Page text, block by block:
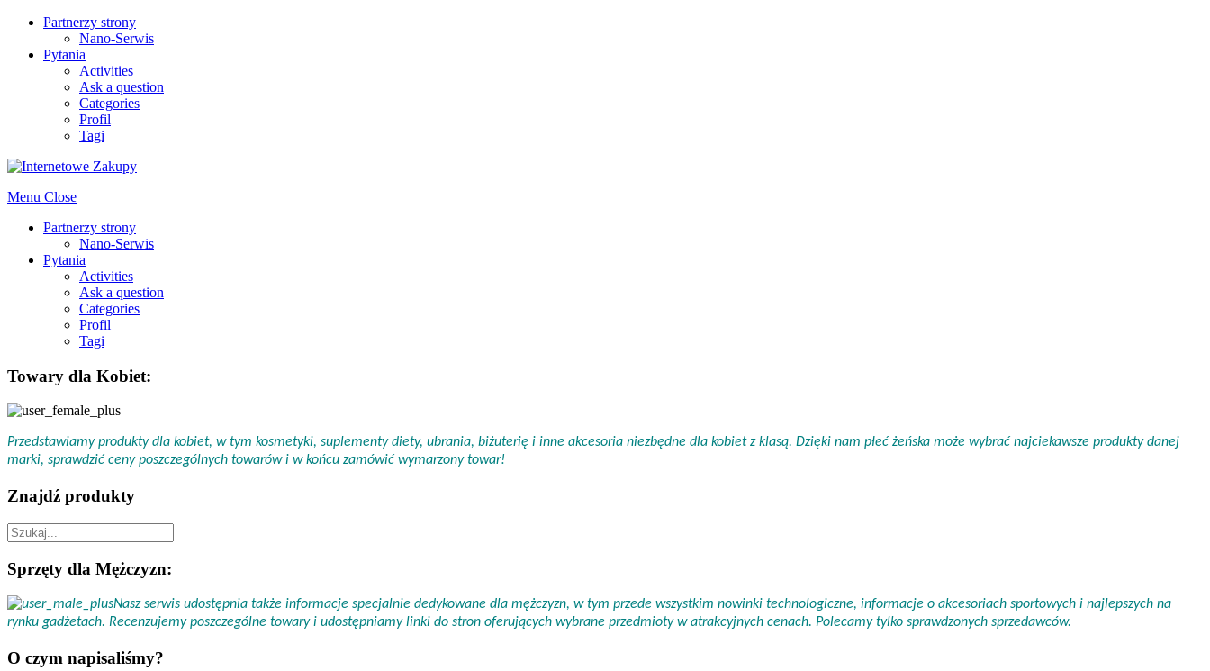
Partnerzy strony
Nano-Serwis
Pytania
Activities
Ask a question
Categories
Profil
Tagi
Menu Close
Partnerzy strony
Nano-Serwis
Pytania
Activities
Ask a question
Categories
Profil
Tagi
Towary dla Kobiet:
Przedstawiamy produkty dla kobiet, w tym kosmetyki, suplementy diety, ubrania, biżuterię i inne akcesoria niezbędne dla kobiet z klasą. Dzięki nam płeć żeńska może wybrać najciekawsze produkty danej
marki, sprawdzić ceny poszczególnych towarów i w końcu zamówić wymarzony towar!
Znajdź produkty
Sprzęty dla Mężczyzn:
Nasz serwis udostępnia także informacje specjalnie dedykowane dla mężczyzn, w tym przede wszystkim nowinki technologiczne, informacje o akcesoriach sportowych i najlepszych na
rynku gadżetach. Recenzujemy poszczególne towary i udostępniamy linki do stron oferujących wybrane przedmioty w atrakcyjnych cenach. Polecamy tylko sprawdzonych sprzedawców.
O czym napisaliśmy?